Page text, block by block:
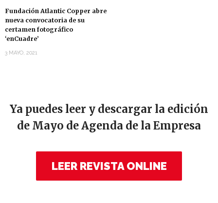
Fundación Atlantic Copper abre
nueva convocatoria de su
certamen fotográfico
‘enCuadre’
3 MAYO, 2021
Ya puedes leer y descargar la edición
de Mayo de Agenda de la Empresa
LEER REVISTA ONLINE